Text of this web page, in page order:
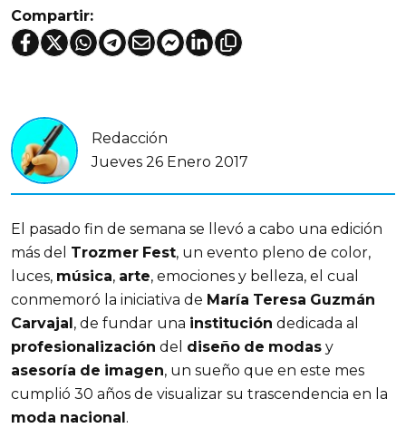
Compartir:
Redacción
Jueves 26 Enero 2017
El pasado fin de semana se llevó a cabo una edición
más del Trozmer Fest, un evento pleno de color,
luces, música, arte, emociones y belleza, el cual
conmemoró la iniciativa de María Teresa Guzmán
Carvajal , de fundar una institución dedicada al
profesionalización del diseño de modas y
asesoría de imagen, un sueño que en este mes
cumplió 30 años de visualizar su trascendencia en la
moda nacional .